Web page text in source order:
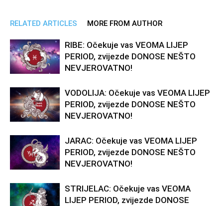
RELATED ARTICLES MORE FROM AUTHOR
RIBE: Očekuje vas VEOMA LIJEP
PERIOD, zvijezde DONOSE NEŠTO
NEVJEROVATNO!
VODOLIJA: Očekuje vas VEOMA LIJEP
PERIOD, zvijezde DONOSE NEŠTO
NEVJEROVATNO!
JARAC: Očekuje vas VEOMA LIJEP
PERIOD, zvijezde DONOSE NEŠTO
NEVJEROVATNO!
STRIJELAC: Očekuje vas VEOMA
LIJEP PERIOD, zvijezde DONOSE